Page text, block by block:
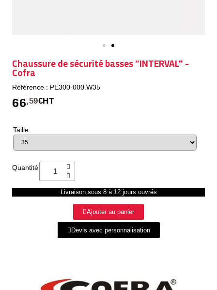
Chaussure de sécurité basses "INTERVAL" -
Cofra
Référence : PE300-000.W35
66,59€HT
Taille
Quantité
Livraison sous 8 à 12 jours ouvrés
Ajouter au panier
Devis avec personnalisation